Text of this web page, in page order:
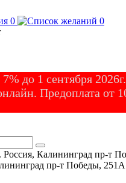
0
0
до 1 сентября
Предоплата от
Россия, Калининград пр-т
пр-т Победы, 251А